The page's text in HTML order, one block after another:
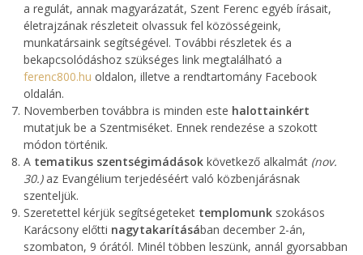
a regulát, annak magyarázatát, Szent Ferenc egyéb írásait,
életrajzának részleteit olvassuk fel közösségeink,
munkatársaink segítségével. További részletek és a
bekapcsolódáshoz szükséges link megtalálható a
ferenc800.hu oldalon, illetve a rendtartomány Facebook
oldalán.
Novemberben továbbra is minden este halottainkért
mutatjuk be a Szentmiséket. Ennek rendezése a szokott
módon történik.
A tematikus szentségimádások következő alkalmát (nov.
30.)az Evangélium terjedéséért való közbenjárásnak
szenteljük.
Szeretettel kérjük segítségeteket templomunk szokásos
Karácsony előtti nagytakarításában december 2-án,
szombaton, 9 órától. Minél többen leszünk, annál gyorsabban